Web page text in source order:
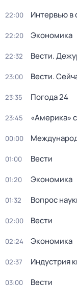
22:00 Интервью в
22:20 Экономика
22:32 Вести.
23:00 Вести.
23:35 Погода 24
23:45 «Америка»
00:00
01:00 Вести
01:20 Экономика
01:32 Вопрос
02:00 Вести
02:24 Экономика
02:37 Индустрия
03:00 Вести